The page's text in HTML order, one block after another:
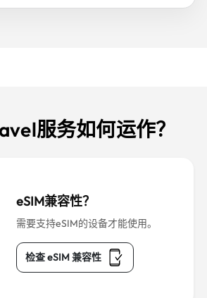
服务如何运作？
eSIM兼容性？
需要支持eSIM的设备才能使用。
检查 eSIM 兼容性